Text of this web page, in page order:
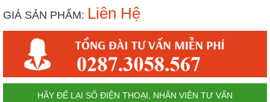
GIÁ SẢN PHẨM: Liên Hệ
HÃY ĐỂ LẠI SỐ ĐIỆN THOẠI, NHÂN VIÊN TƯ VẤN